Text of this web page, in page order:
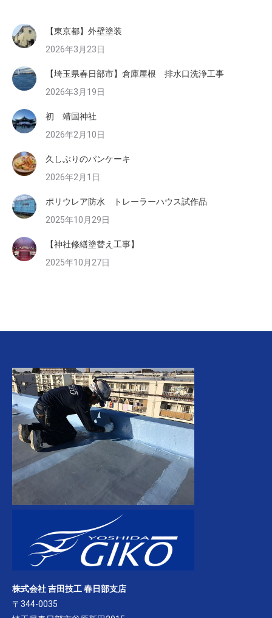
【東京都】外壁塗装
2026年3月23日
【埼玉県春日部市】倉庫屋根 排水口洗浄工事
2026年3月19日
初 靖国神社
2026年2月10日
久しぶりのパンケーキ
2026年2月1日
ポリウレア防水 トレーラーハウス試作品
2025年10月29日
【神社修繕塗替え工事】
2025年10月27日
株式会社 吉田技工 春日部支店
〒344-0035